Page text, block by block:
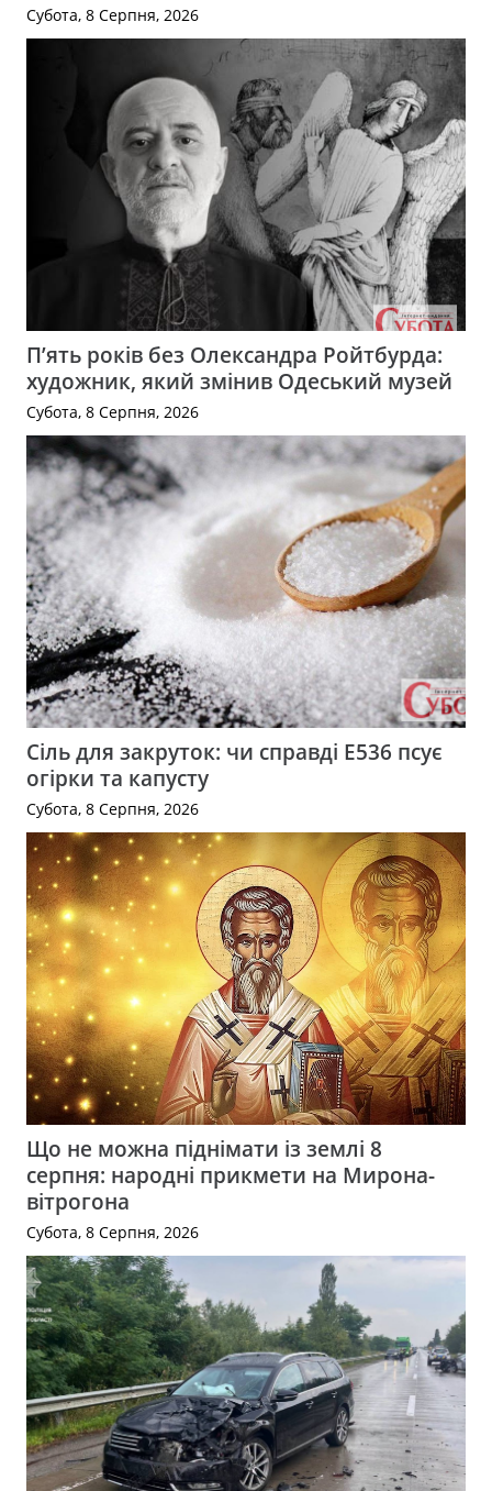
Субота, 8 Серпня, 2026
П’ять років без Олександра Ройтбурда:
художник, який змінив Одеський музей
Субота, 8 Серпня, 2026
Сіль для закруток: чи справді Е536 псує
огірки та капусту
Субота, 8 Серпня, 2026
Що не можна піднімати із землі 8
серпня: народні прикмети на Мирона-
вітрогона
Субота, 8 Серпня, 2026